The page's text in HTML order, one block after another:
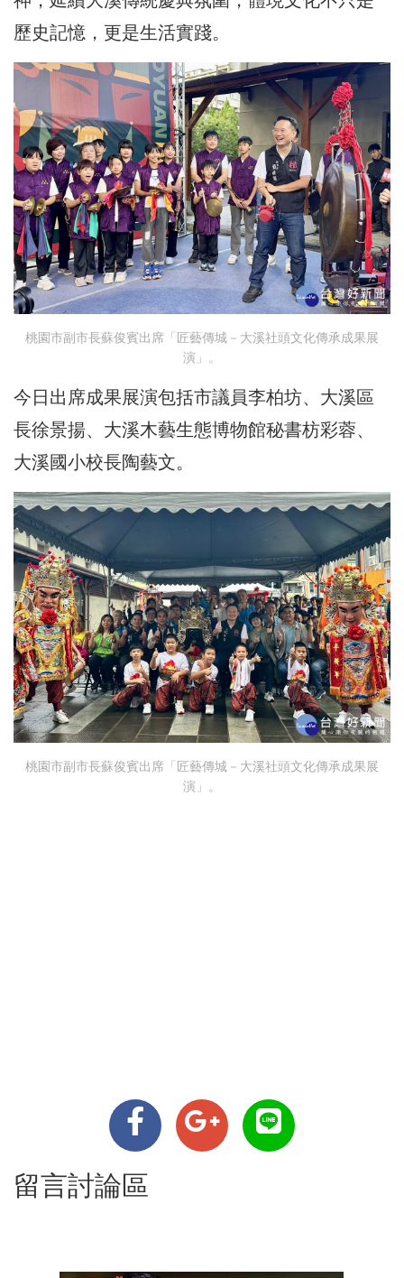
歷史記憶，更是生活實踐。
桃園市副市長蘇俊賓出席「匠藝傳城－大溪社頭文化傳承成果展
演」。
今日出席成果展演包括市議員李柏坊、大溪區
長徐景揚、大溪木藝生態博物館秘書枋彩蓉、
大溪國小校長陶藝文。
桃園市副市長蘇俊賓出席「匠藝傳城－大溪社頭文化傳承成果展
演」。
留言討論區